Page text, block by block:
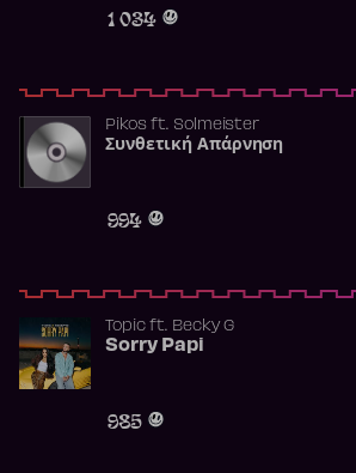
1 034
Pikosft. Solmeister
Συνθετική Απάρνηση
994
Topicft. Becky G
Sorry Papi
985